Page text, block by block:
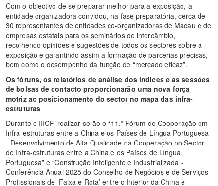
Com o objectivo de se preparar melhor para a exposição, a
entidade organizadora convidou, na fase preparatória, cerca de
30 representantes de entidades co-organizadoras de Macau e de
empresas estatais para os seminários de intercâmbio,
recolhendo opiniões e sugestões de todos os sectores sobre a
exposição e garantindo assim a formação de parcerias precisas,
bem como o desempenho da função de “mercado eficaz”.
Os fóruns, os relatórios de análise dos índices e as sessões
de bolsas de contacto proporcionarão uma nova força
motriz ao posicionamento do sector no mapa das infra-
estruturas
Durante o IIICF, realizar-se-ão o “11.º Fórum de Cooperação em
Infra-estruturas entre a China e os Países de Língua Portuguesa
- Desenvolvimento de Alta Qualidade da Cooperação no Sector
de Infra-estruturas entre a China e os Países de Língua
Portuguesa” e “Construção Inteligente e Industrializada -
Conferência Anual 2025 do Conselho de Negócios e de Serviços
Profissionais de ‘Faixa e Rota’ entre o Interior da China e